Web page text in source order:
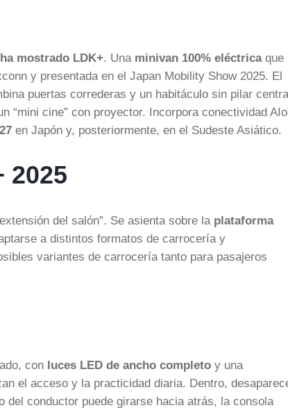
mostrado LDK+. Una minivan 100% eléctricaque
y presentada en el Japan Mobility Show 2025. El
puertas correderas y un habitáculo sin pilar
“mini cine” con proyector. Incorpora conectividad
en Japón y, posteriormente, en el Sudeste Asiático.
2025
del salón”. Se asienta sobre la plataforma
a distintos formatos de carrocería y
variantes de carrocería tanto para pasajeros
con luces LED de ancho completo y una
el acceso y la practicidad diaria. Dentro,
conductor puede girarse hacia atrás, la consola